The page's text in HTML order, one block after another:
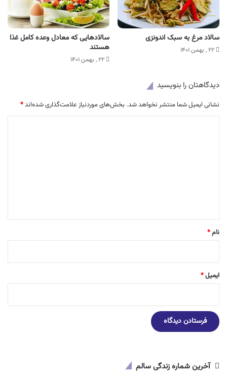
سالاد مرغ به سبک اندونزی
۲۲ , بهمن ۱۴۰۱
سالادهایی که معادل وعده کامل غذا
هستند
۲۲ , بهمن ۱۴۰۱
دیدگاهتان را بنویسید
نشانی ایمیل شما منتشر نخواهد شد. بخش‌های موردنیاز علامت‌گذاری شده‌اند*
نام*
ایمیل*
آخرین شماره زندگی سالم